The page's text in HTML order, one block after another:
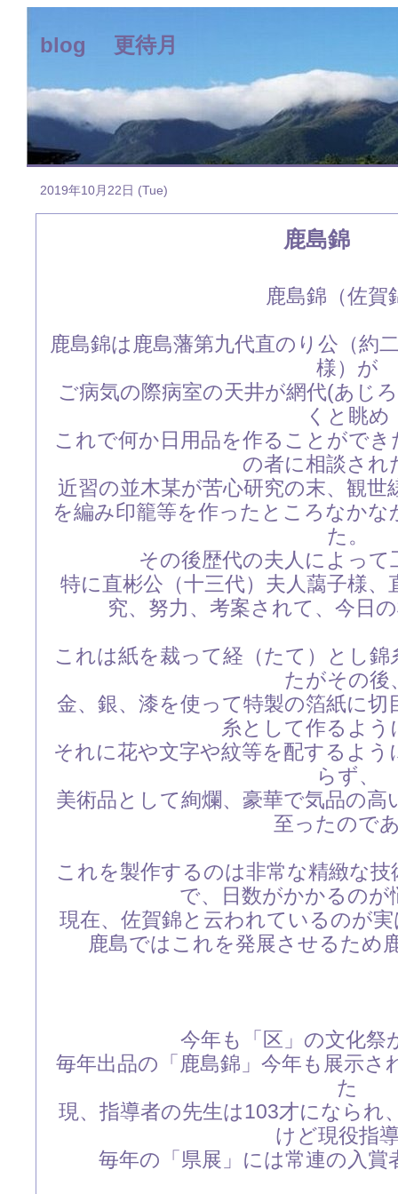
blog 更待月
2019年10月22日 (Tue)
鹿島錦
鹿島錦（佐賀
鹿島錦は鹿島藩第九代直のり公（約
様）が
ご病気の際病室の天井が網代(あじ
くと眺め
これで何か日用品を作ることがで
の者に相談され
近習の並木某が苦心研究の末、観
を編み印籠等を作ったところなか
た。
その後歴代の夫人によって
特に直彬公（十三代）夫人藹子様
究、努力、考案されて、今日
これは紙を裁って経（たて）とし
たがその後
金、銀、漆を使って特製の箔紙に
糸として作るよう
それに花や文字や紋等を配するよ
らず、
美術品として絢爛、豪華で気品の
至ったので
これを製作するのは非常な精緻な
で、日数がかかるのが
現在、佐賀錦と云われているのが
鹿島ではこれを発展させるため
今年も「区」の文化祭
毎年出品の「鹿島錦」今年も展示
た
現、指導者の先生は103才になられ
けど現役指
毎年の「県展」には常連の入